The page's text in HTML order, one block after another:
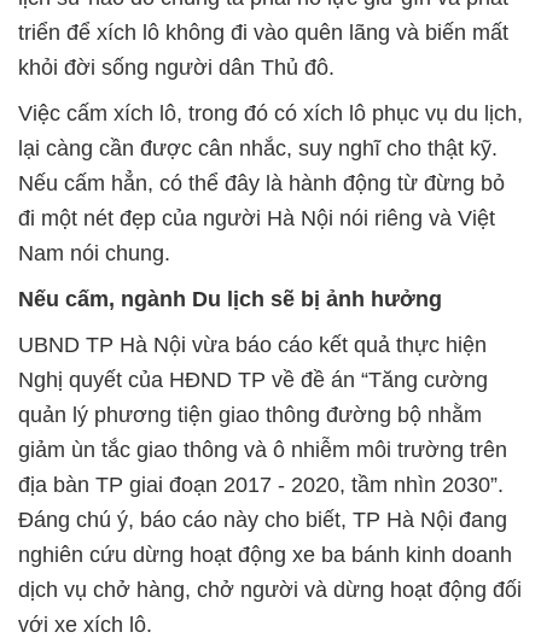
triển để xích lô không đi vào quên lãng và biến mất
khỏi đời sống người dân Thủ đô.
Việc cấm xích lô, trong đó có xích lô phục vụ du lịch,
lại càng cần được cân nhắc, suy nghĩ cho thật kỹ.
Nếu cấm hẳn, có thể đây là hành động từ đừng bỏ
đi một nét đẹp của người Hà Nội nói riêng và Việt
Nam nói chung.
Nếu cấm, ngành Du lịch sẽ bị ảnh hưởng
UBND TP Hà Nội vừa báo cáo kết quả thực hiện
Nghị quyết của HĐND TP về đề án “Tăng cường
quản lý phương tiện giao thông đường bộ nhằm
giảm ùn tắc giao thông và ô nhiễm môi trường trên
địa bàn TP giai đoạn 2017 - 2020, tầm nhìn 2030”.
Đáng chú ý, báo cáo này cho biết, TP Hà Nội đang
nghiên cứu dừng hoạt động xe ba bánh kinh doanh
dịch vụ chở hàng, chở người và dừng hoạt động đối
với xe xích lô.